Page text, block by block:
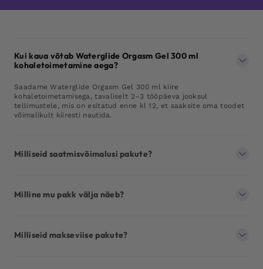
Kui kaua võtab Waterglide Orgasm Gel 300 ml
kohaletoimetamine aega?
Saadame Waterglide Orgasm Gel 300 ml kiire
kohaletoimetamisega, tavaliselt 2–3 tööpäeva jooksul
tellimustele, mis on esitatud enne kl 12, et saaksite oma toodet
võimalikult kiiresti nautida.
Milliseid saatmisvõimalusi pakute?
Milline mu pakk välja näeb?
Milliseid makseviise pakute?